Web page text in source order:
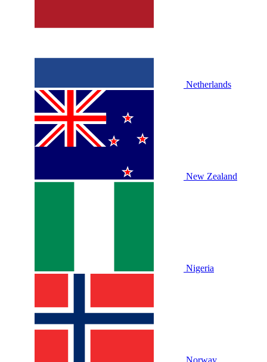
Netherlands
New Zealand
Nigeria
Norway